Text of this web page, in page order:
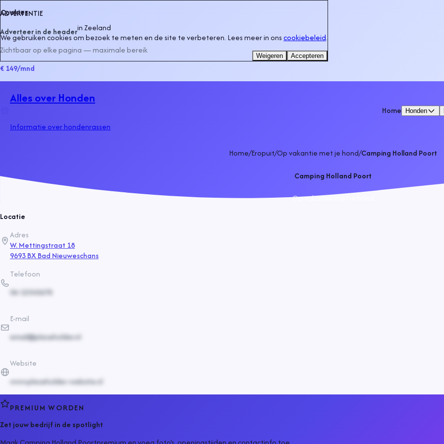
ADVERTENTIE
Adverteer in de headerinZeeland
Zichtbaar op elke pagina — maximale bereik
€ 149/mnd
Alles over Honden
Informatie over hondenrassen
Home Honden
Home/Eropuit/Op vakantie met je hond/Camping Holland Poort
Camping Holland Poort
Op vakantie met je hond
Locatie
Adres
W. Mettingstraat 18
9693 BX Bad Nieuweschans
Telefoon
06-12345678
E-mail
email@placeholder.nl
Website
www.placeholder-website.nl
PREMIUM WORDEN
Zet jouw bedrijf in de spotlight
Cookies
We gebruiken cookies om bezoek te meten en de site te verbeteren. Lees meer in onscookiebeleid.
Weigeren Accepteren